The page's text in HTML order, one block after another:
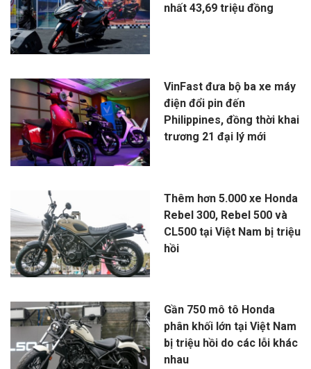
nhất 43,69 triệu đồng
VinFast đưa bộ ba xe máy
điện đổi pin đến
Philippines, đồng thời khai
trương 21 đại lý mới
Thêm hơn 5.000 xe Honda
Rebel 300, Rebel 500 và
CL500 tại Việt Nam bị triệu
hồi
Gần 750 mô tô Honda
phân khối lớn tại Việt Nam
bị triệu hồi do các lỗi khác
nhau